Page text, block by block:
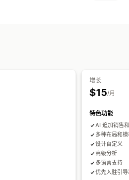
动态定价增长
$15/月
特色功能
AI 追加销售
多种布局和
设计自定义
高级分析
多语言支持
优先入驻引